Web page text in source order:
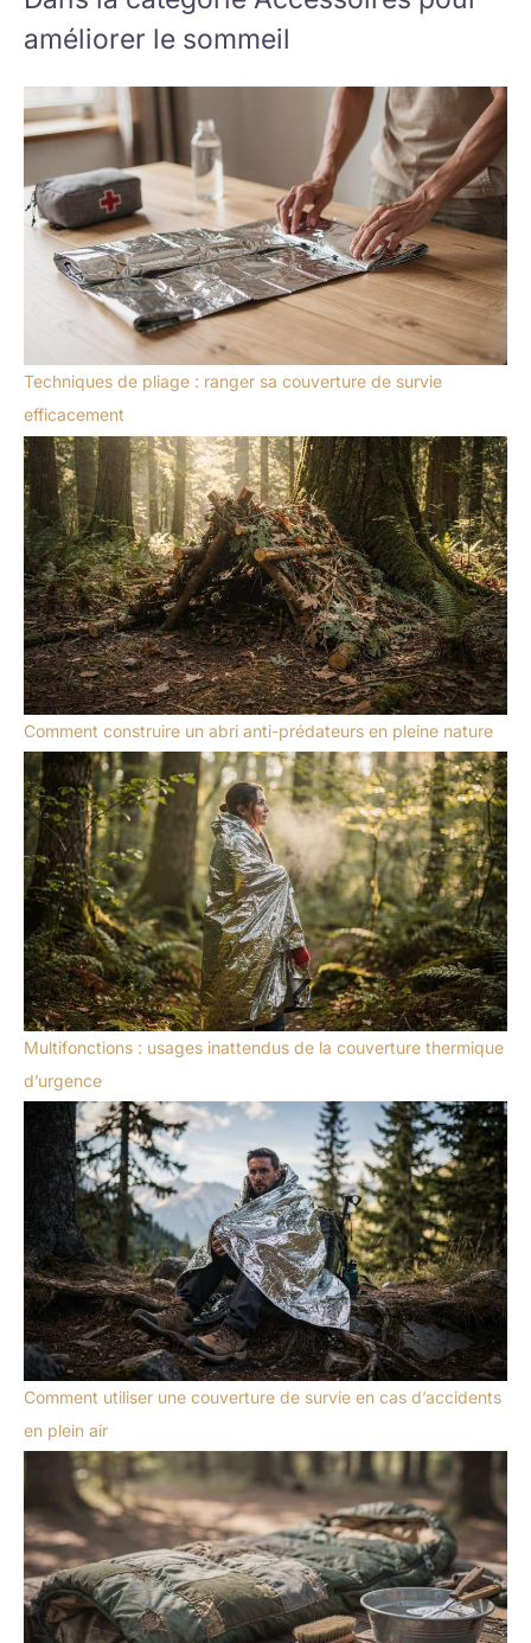
améliorer le sommeil
Techniques de pliage : ranger sa couverture de survie
efficacement
Comment construire un abri anti-prédateurs en pleine nature
Multifonctions : usages inattendus de la couverture thermique
d’urgence
Comment utiliser une couverture de survie en cas d’accidents
en plein air